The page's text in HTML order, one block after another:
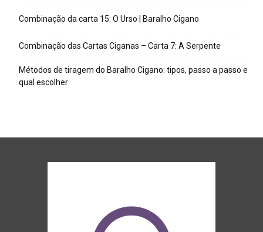
Combinação da carta 15: O Urso | Baralho Cigano
Combinação das Cartas Ciganas – Carta 7: A Serpente
Métodos de tiragem do Baralho Cigano: tipos, passo a passo e
qual escolher